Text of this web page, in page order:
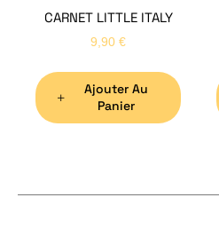
CARNET LITTLE ITALY
9,90 €
Ajouter Au
Panier